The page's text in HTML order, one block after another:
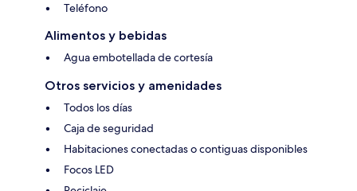
Teléfono
Alimentos y bebidas
Agua embotellada de cortesía
Otros servicios y amenidades
Todos los días
Caja de seguridad
Habitaciones conectadas o contiguas disponibles
Focos LED